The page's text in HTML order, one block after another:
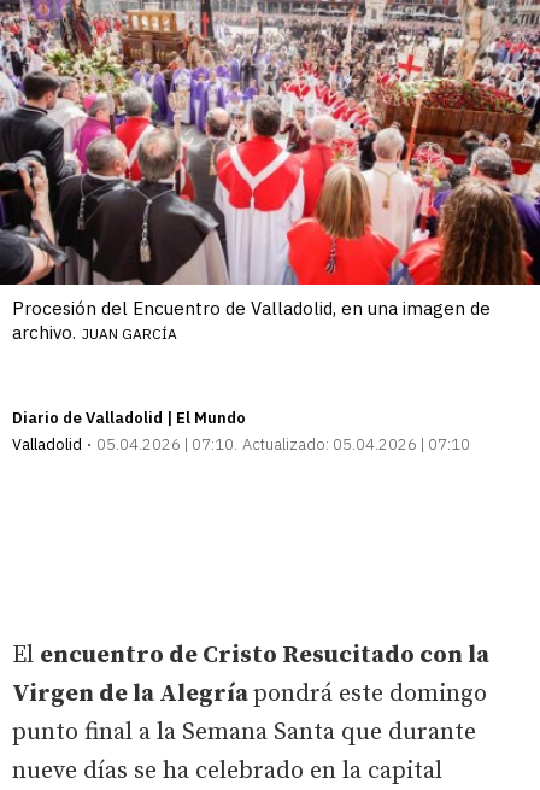
Procesión del Encuentro de Valladolid, en una imagen de
archivo. JUAN GARCÍA
Diario de Valladolid | El Mundo
Valladolid
05.04.2026 | 07:10 Actualizado: 05.04.2026 | 07:10
El encuentro de Cristo Resucitado con la
Virgen de la Alegríapondrá este domingo
punto final a la Semana Santa que durante
nueve días se ha celebrado en la capital